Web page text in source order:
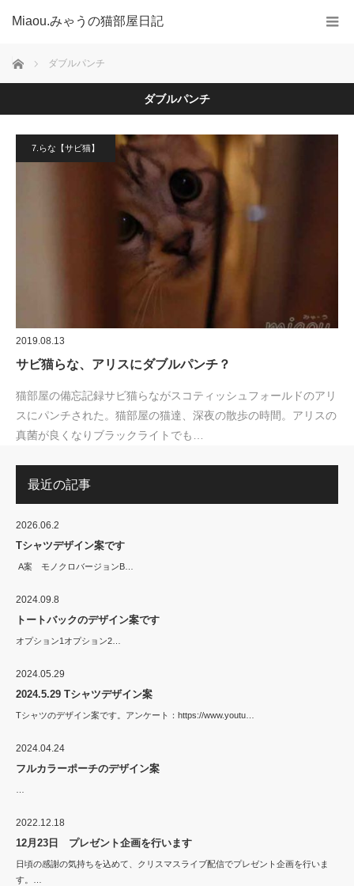
Miaou.みゃうの猫部屋日記
ホーム ダブルパンチ
ダブルパンチ
7.らな【サビ猫】
2019.08.13
サビ猫らな、アリスにダブルパンチ？
猫部屋の備忘記録サビ猫らながスコティッシュフォールドのアリ
スにパンチされた。猫部屋の猫達、深夜の散歩の時間。アリスの
真菌が良くなりブラックライトでも…
最近の記事
2026.06.2
Tシャツデザイン案です
A案 モノクロバージョンB…
2024.09.8
トートバックのデザイン案です
オプション1オプション2…
2024.05.29
2024.5.29 Tシャツデザイン案
Tシャツのデザイン案です。アンケート：https://www.youtu…
2024.04.24
フルカラーポーチのデザイン案
2022.12.18
12月23日 プレゼント企画を行います
日頃の感謝の気持ちを込めて、クリスマスライブ配信でプレゼント企画を行いま
す。…